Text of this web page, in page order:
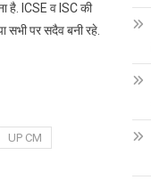
है. ICSE व ISC की
सभी पर सदैव बनी रहे.
UP CM